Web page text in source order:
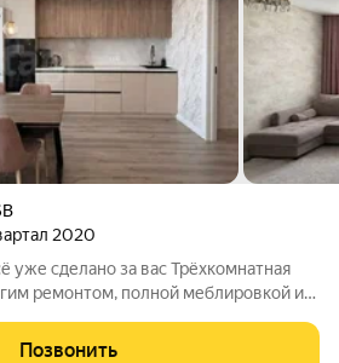
2020
ремонтом, полной меблировкой и
два инверторных кондиционера,
Позвонить